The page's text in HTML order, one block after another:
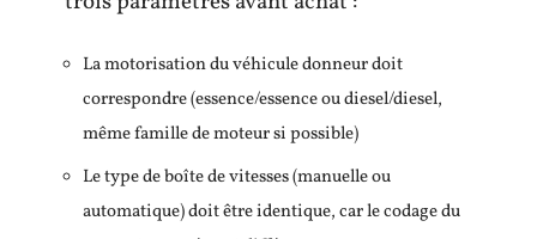
La motorisation du véhicule donneur doit
correspondre (essence/essence ou diesel/diesel,
même famille de moteur si possible)
Le type de boîte de vitesses (manuelle ou
automatique) doit être identique, car le codage du